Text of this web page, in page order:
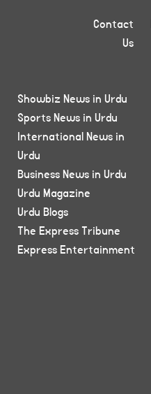
Contact
Us
Showbiz News in Urdu
Sports News in Urdu
International News in
Urdu
Business News in Urdu
Urdu Magazine
Urdu Blogs
The Express Tribune
Express Entertainment